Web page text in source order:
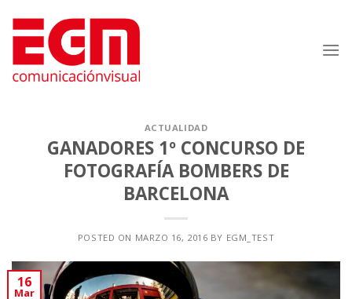
contenido
ACTUALIDAD
GANADORES 1º CONCURSO DE
FOTOGRAFÍA BOMBERS DE
BARCELONA
POSTED ON MARZO 16, 2016 BY EGM_TEST
16
Mar